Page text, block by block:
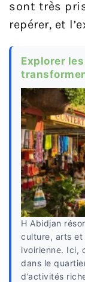
sont très
repérer, et
Explorer
H Abidjan
culture, arts
ivoirienne. Ici,
dans le
d’activités